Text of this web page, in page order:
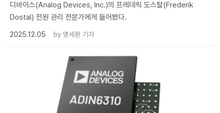
디바이스(Analog Devices, Inc.)의 프레데릭 도스탈(Frederik
Dostal) 전원 관리 전문가에게 들어봤다.
2025.12.05
by 명세환 기자